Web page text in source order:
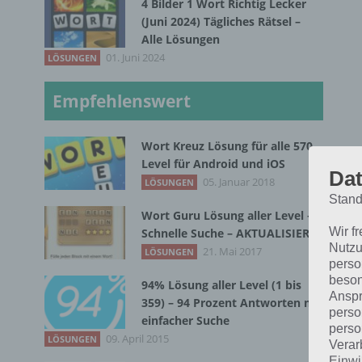
4 Bilder 1 Wort Richtig Lecker
(Juni 2024) Tägliches Rätsel –
Alle Lösungen
LÖSUNGEN 01. Juni 2024
Empfehlenswert
Wort Kreuz Lösung für alle 570
Level für Android und iOS
LÖSUNGEN 05. Januar 2018
Wort Guru Lösung aller Level –
Schnelle Suche – AKTUALISIERT
LÖSUNGEN 21. Mai 2017
94% Lösung aller Level (1 bis
359) – 94 Prozent Antworten mit
einfacher Suche
LÖSUNGEN 09. April 2015
Wir